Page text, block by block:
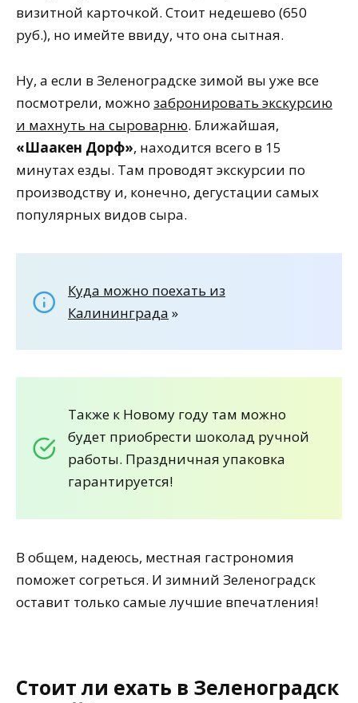
визитной карточкой. Стоит недешево (650
руб.), но имейте ввиду, что она сытная.
Ну, а если в Зеленоградске зимой вы уже все
посмотрели, можно забронировать экскурсию
и махнуть на сыроварню. Ближайшая,
«Шаакен Дорф», находится всего в 15
минутах езды. Там проводят экскурсии по
производству и, конечно, дегустации самых
популярных видов сыра.
Куда можно поехать из
Калининграда »
Также к Новому году там можно
будет приобрести шоколад ручной
работы. Праздничная упаковка
гарантируется!
В общем, надеюсь, местная гастрономия
поможет согреться. И зимний Зеленоградск
оставит только самые лучшие впечатления!
Стоит ли ехать в Зеленоградск